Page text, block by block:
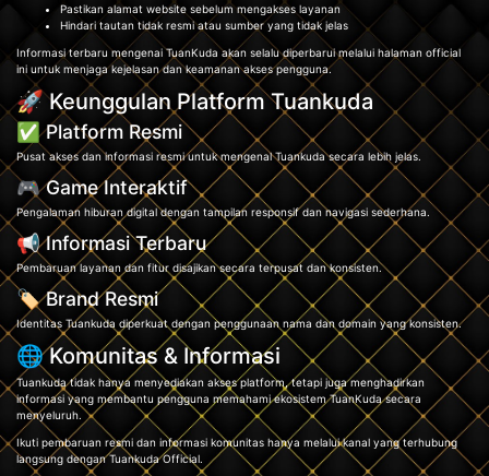
Pastikan alamat website sebelum mengakses layanan
Hindari tautan tidak resmi atau sumber yang tidak jelas
Informasi terbaru mengenai TuanKuda akan selalu diperbarui melalui halaman official
ini untuk menjaga kejelasan dan keamanan akses pengguna.
🚀 Keunggulan Platform Tuankuda
✅ Platform Resmi
Pusat akses dan informasi resmi untuk mengenal Tuankuda secara lebih jelas.
🎮 Game Interaktif
Pengalaman hiburan digital dengan tampilan responsif dan navigasi sederhana.
📢 Informasi Terbaru
Pembaruan layanan dan fitur disajikan secara terpusat dan konsisten.
🏷️ Brand Resmi
Identitas Tuankuda diperkuat dengan penggunaan nama dan domain yang konsisten.
🌐 Komunitas & Informasi
Tuankuda tidak hanya menyediakan akses platform, tetapi juga menghadirkan
informasi yang membantu pengguna memahami ekosistem TuanKuda secara
menyeluruh.
Ikuti pembaruan resmi dan informasi komunitas hanya melalui kanal yang terhubung
langsung dengan Tuankuda Official.